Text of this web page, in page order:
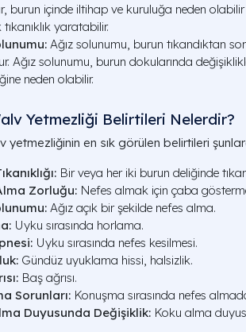
burun içinde iltihap ve kuruluğa neden
yaratabilir.
Ağız solunumu, burun tıkandıktan
Ağız solunumu, burun dokularında
neden olabilir.
Yetmezliği Belirtileri Nelerdir?
yetmezliğinin en sık görülen belirtileri
Bir veya her iki burun deliğinde
Zorluğu: Nefes almak için çaba
Ağız açık bir şekilde nefes alma.
Uyku sırasında horlama.
Uyku sırasında nefes kesilmesi.
Gündüz uyuklama hissi, halsizlik.
Baş ağrısı.
Sorunları: Konuşma sırasında nefes
Duyusunda Değişiklik: Koku alma